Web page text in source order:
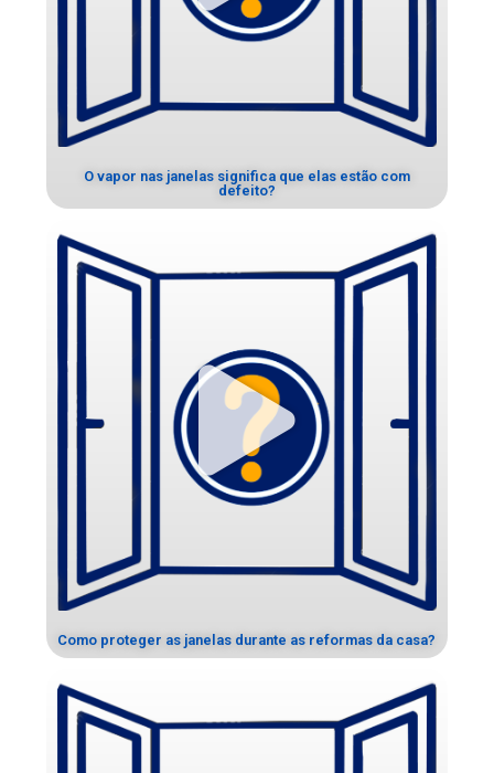
O vapor nas janelas significa que elas estão com
defeito?
Como proteger as janelas durante as reformas da casa?